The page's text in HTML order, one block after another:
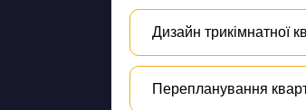
Дизайн трикімнатної
Перепланування